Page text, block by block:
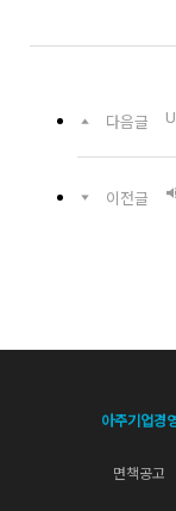
다음글
이전글
아주기업경
면책공고